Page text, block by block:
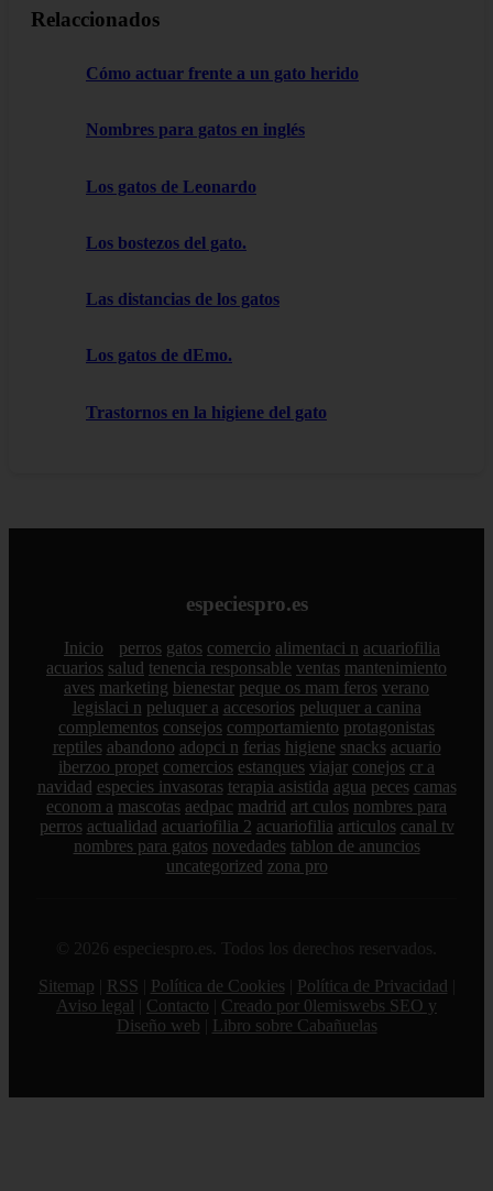
Relaccionados
Cómo actuar frente a un gato herido
Nombres para gatos en inglés
Los gatos de Leonardo
Los bostezos del gato.
Las distancias de los gatos
Los gatos de dEmo.
Trastornos en la higiene del gato
especiespro.es
Inicio perros gatos comercio alimentaci n acuariofilia
acuarios salud tenencia responsable ventas mantenimiento
aves marketing bienestar peque os mam feros verano
legislaci n peluquer a accesorios peluquer a canina
complementos consejos comportamiento protagonistas
reptiles abandono adopci n ferias higiene snacks acuario
iberzoo propet comercios estanques viajar conejos cr a
navidad especies invasoras terapia asistida agua peces camas
econom a mascotas aedpac madrid art culos nombres para
perros actualidad acuariofilia 2 acuariofilia articulos canal tv
nombres para gatos novedades tablon de anuncios
uncategorized zona pro
© 2026 especiespro.es. Todos los derechos reservados.
Sitemap
RSS Política de Cookies Política de Privacidad
Aviso legal
Contacto
Creado por 0lemiswebs SEO y
Diseño web
Libro sobre Cabañuelas